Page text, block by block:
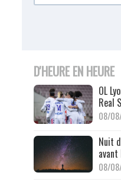
D'HEURE EN HEURE
OL
Real
08/
Nuit
08/